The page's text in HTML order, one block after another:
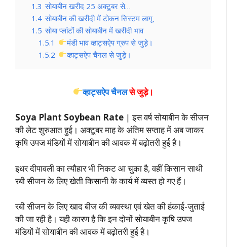
1.3 सोयाबीन खरीद 25 अक्टूबर से…
1.4 सोयाबीन की खरीदी में टोकन सिस्टम लागू
1.5 सोया प्लांटों की सोयाबीन में खरीदी भाव
1.5.1
मंडी भाव व्हाट्सऐप ग्रुप से जुड़े।
1.5.2
व्हाट्सऐप चैनल से जुड़े।
व्हाट्सऐप चैनलसे जुड़े।
Soya Plant Soybean Rate | इस वर्ष सोयाबीन के सीजन
की लेट शुरुआत हुई। अक्टूबर माह के अंतिम सप्ताह में अब जाकर
कृषि उपज मंडियों में सोयाबीन की आवक में बढ़ोतरी हुई है।
इधर दीपावली का त्यौहार भी निकट आ चुका है, वहीं किसान साथी
रबी सीजन के लिए खेती किसानी के कार्य में व्यस्त हो गए हैं।
रबी सीजन के लिए खाद बीज की व्यवस्था एवं खेत की हंकाई-जुताई
की जा रही है। यही कारण है कि इन दोनों सोयाबीन कृषि उपज
मंडियों में सोयाबीन की आवक में बढ़ोतरी हुई है।